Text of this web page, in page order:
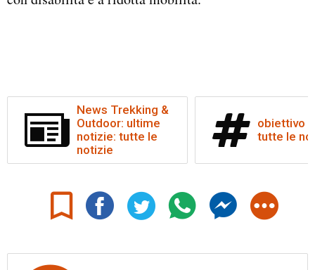
News Trekking &
Outdoor: ultime
notizie: tutte le
notizie
obiettivo
tutte le